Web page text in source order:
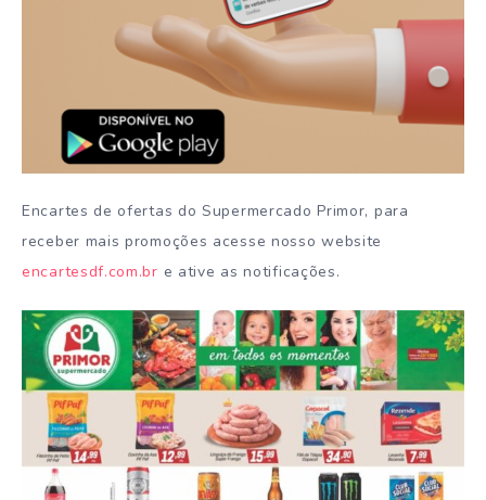
Encartes de ofertas do Supermercado Primor, para
receber mais promoções acesse nosso website
encartesdf.com.br e ative as notificações.